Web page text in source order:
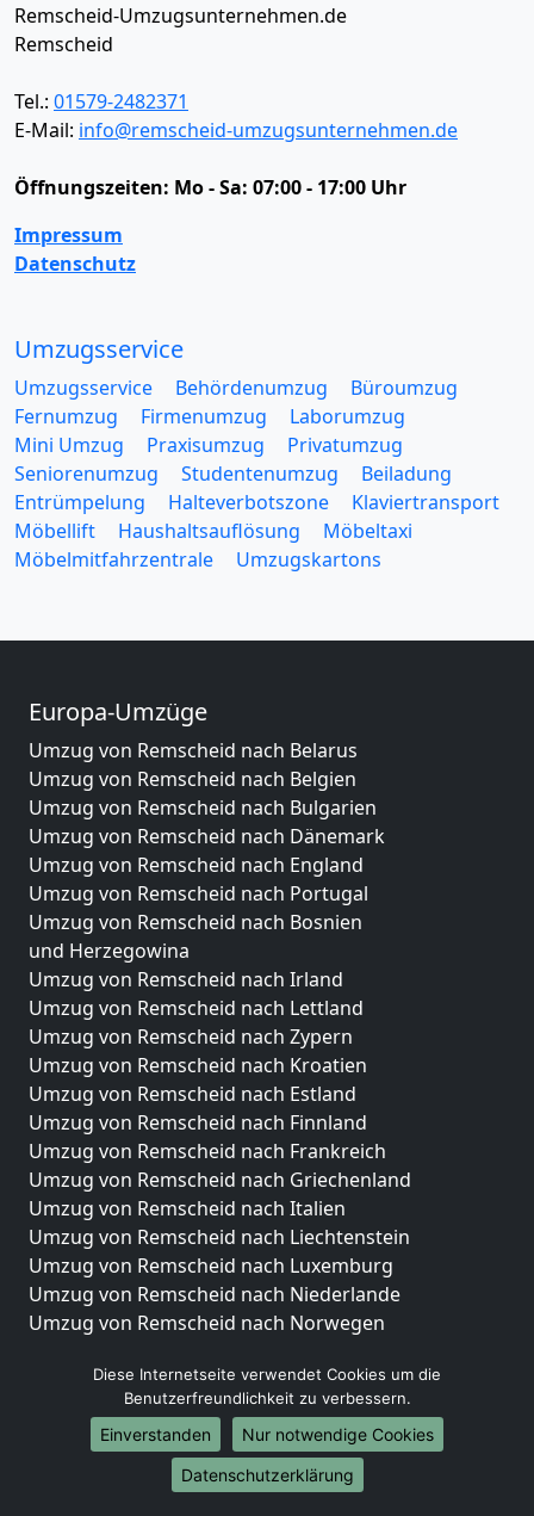
Remscheid-Umzugsunternehmen.de
Remscheid
Tel.: 01579-2482371
E-Mail: info@remscheid-umzugsunternehmen.de
Öffnungszeiten: Mo - Sa: 07:00 - 17:00 Uhr
Impressum
Datenschutz
Umzugsservice
Umzugsservice Behördenumzug
Büroumzug
Fernumzug
Firmenumzug
Laborumzug
Mini Umzug
Praxisumzug
Privatumzug
Seniorenumzug
Studentenumzug
Beiladung
Entrümpelung
Halteverbotszone
Klaviertransport
Möbellift
Haushaltsauflösung
Möbeltaxi
Möbelmitfahrzentrale
Umzugskartons
Europa-Umzüge
Umzug von Remscheid nach Belarus
Umzug von Remscheid nach Belgien
Umzug von Remscheid nach Bulgarien
Umzug von Remscheid nach Dänemark
Umzug von Remscheid nach England
Umzug von Remscheid nach Portugal
Umzug von Remscheid nach Bosnien
und Herzegowina
Umzug von Remscheid nach Irland
Umzug von Remscheid nach Lettland
Umzug von Remscheid nach Zypern
Umzug von Remscheid nach Kroatien
Umzug von Remscheid nach Estland
Umzug von Remscheid nach Finnland
Umzug von Remscheid nach Frankreich
Umzug von Remscheid nach Griechenland
Umzug von Remscheid nach Italien
Umzug von Remscheid nach Liechtenstein
Umzug von Remscheid nach Luxemburg
Umzug von Remscheid nach Niederlande
Umzug von Remscheid nach Norwegen
Umzüge-Deutschlandweit
Umzug von Remscheid nach Berlin
Umzug von Remscheid nach Hamburg
Umzug von Remscheid nach München
Umzug von Remscheid nach Köln
Diese Internetseite verwendet Cookies um die
Benutzerfreundlichkeit zu verbessern.
Einverstanden
Nur notwendige Cookies
Datenschutzerklärung